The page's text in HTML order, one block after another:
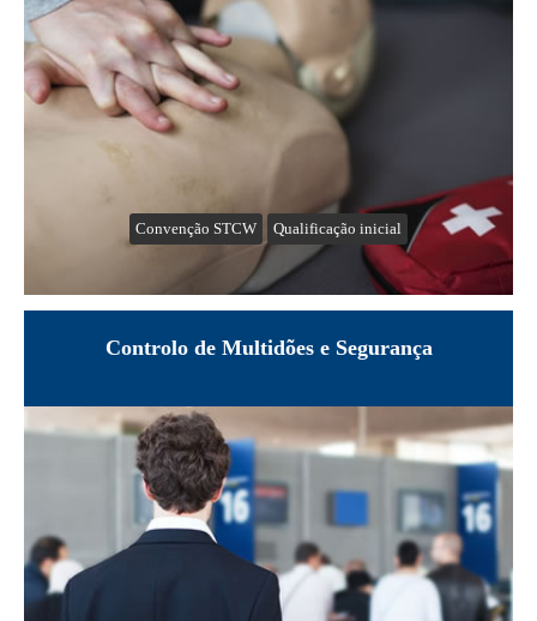
Convenção STCW Qualificação inicial
Controlo de Multidões e Segurança